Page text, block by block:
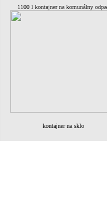
1100 l kontajner na komunálny
kontajner na sklo